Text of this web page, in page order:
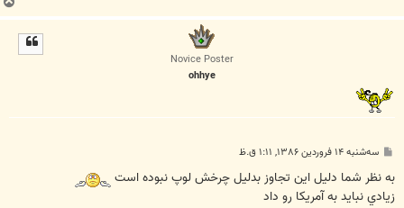
Novice Poster
ohhye
ت
سه‌شنبه ۱۴ فروردین ۱۳۸۶, ۱:۱۱ ق.ظ
به نظر شما دليل اين تجاوز بدليل چرخش لوپ نبوده است
زيادي نبايد به آمريکا رو داد